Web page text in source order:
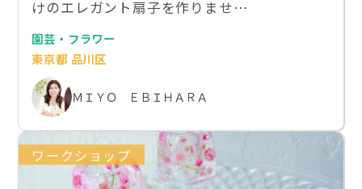
けのエレガント扇子を作りませ…
園芸・フラワー
東京都 品川区
ＭＩＹＯ ＥＢＩＨＡＲＡ
ワークショップ